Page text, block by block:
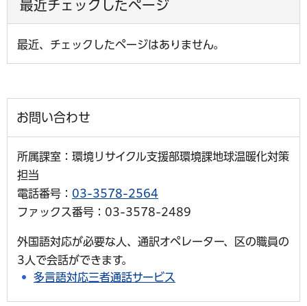
最近チェックしたページ
最近、チェックしたページはありません。
お問い合わせ
所属課室：環境リサイクル支援部環境課地球温暖化対策
担当
電話番号： 03-3578-2564
ファックス番号：03-3578-2489
外国語対応が必要な人、通訳オペレーター、区の職員の
3人で会話ができます。
多言語対応三者通話サービス